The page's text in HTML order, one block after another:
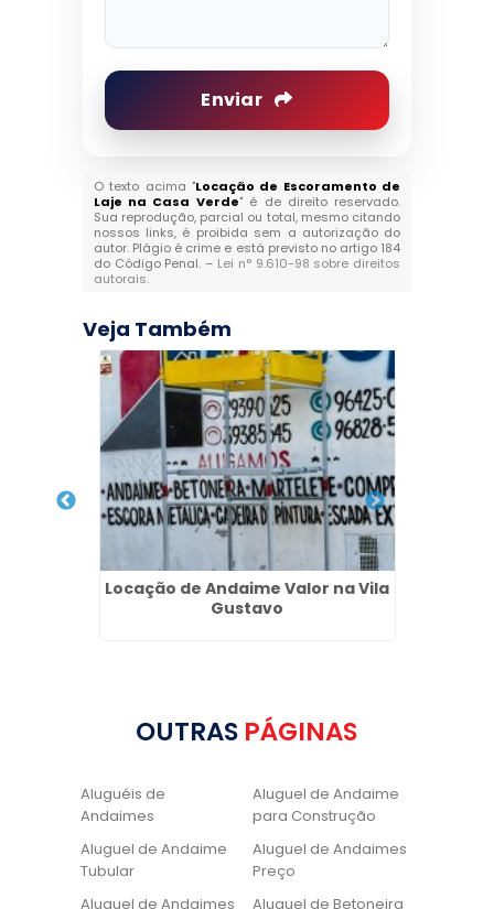
Enviar
O texto acima "Locação de Escoramento de
Laje na Casa Verde" é de direito reservado.
Sua reprodução, parcial ou total, mesmo citando
nossos links, é proibida sem a autorização do
autor. Plágio é crime e está previsto no artigo 184
do Código Penal. – Lei n° 9.610-98 sobre direitos
autorais.
Veja Também
Locação de Andaime Valor na Vila
Gustavo
OUTRAS PÁGINAS
Aluguéis de
Andaimes
Aluguel de Andaime
para Construção
Aluguel de Andaime
Tubular
Aluguel de Andaimes
Preço
Aluguel de Andaimes
Aluguel de Betoneira